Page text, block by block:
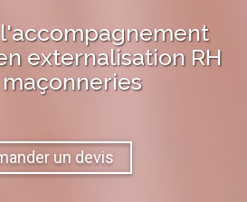
externalisation RH
maçonneries
un devis